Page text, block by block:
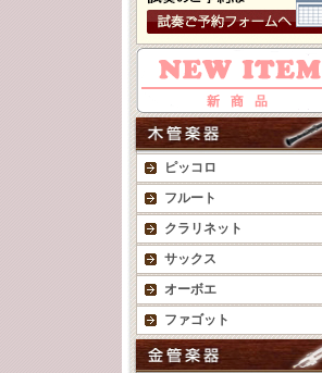
ピッコロ
フルート
クラリネット
サックス
オーボエ
ファゴット